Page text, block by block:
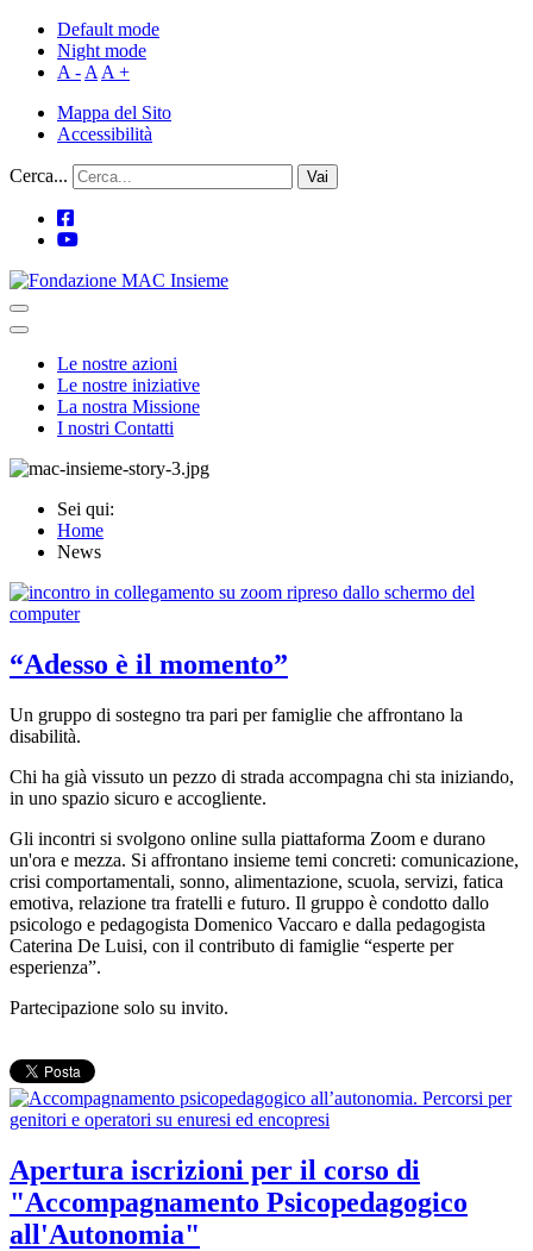
Default mode
Night mode
A - A A +
Mappa del Sito
Accessibilità
Cerca... Vai
Le nostre azioni
Le nostre iniziative
La nostra Missione
I nostri Contatti
Sei qui:
Home
News
“Adesso è il momento”
Un gruppo di sostegno tra pari per famiglie che affrontano la
disabilità.
Chi ha già vissuto un pezzo di strada accompagna chi sta iniziando,
in uno spazio sicuro e accogliente.
Gli incontri si svolgono online sulla piattaforma Zoom e durano
un'ora e mezza. Si affrontano insieme temi concreti: comunicazione,
crisi comportamentali, sonno, alimentazione, scuola, servizi, fatica
emotiva, relazione tra fratelli e futuro. Il gruppo è condotto dallo
psicologo e pedagogista Domenico Vaccaro e dalla pedagogista
Caterina De Luisi, con il contributo di famiglie “esperte per
esperienza”.
Partecipazione solo su invito.
Apertura iscrizioni per il corso di
"Accompagnamento Psicopedagogico
all'Autonomia"